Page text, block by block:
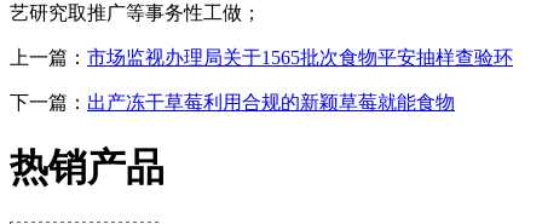
艺研究取推广等事务性工做；
上一篇： 市场监视办理局关于1565批次食物平安抽样查验环
下一篇： 出产冻干草莓利用合规的新颖草莓就能食物
热销产品